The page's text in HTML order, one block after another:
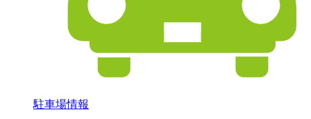
駐車場情報